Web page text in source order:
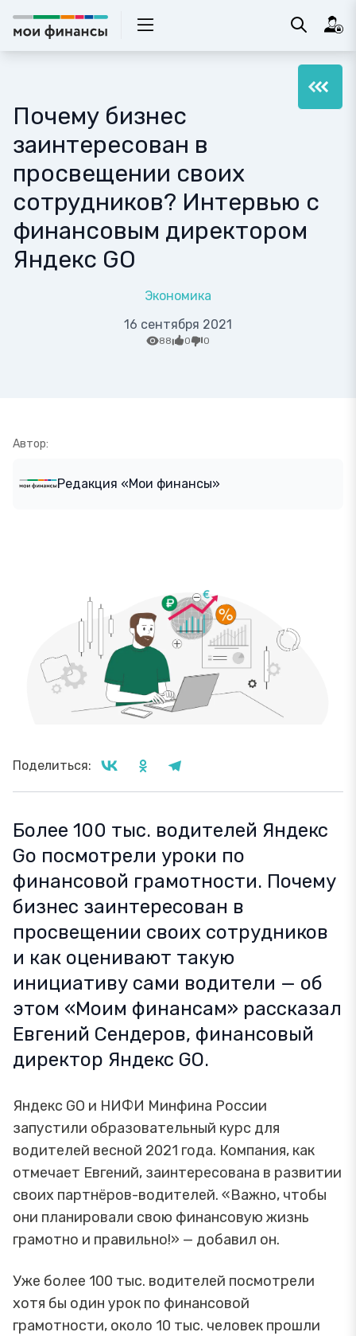
Почему бизнес
заинтересован в
просвещении своих
сотрудников? Интервью с
финансовым директором
Яндекс GO
Экономика
16 сентября 2021
88 0 0
Автор:
Редакция «Мои финансы»
Поделиться:
Более 100 тыс. водителей Яндекс
Go посмотрели уроки по
финансовой грамотности. Почему
бизнес заинтересован в
просвещении своих сотрудников
и как оценивают такую
инициативу сами водители — об
этом «Моим финансам» рассказал
Евгений Сендеров, финансовый
директор Яндекс GO.
Яндекс GO и НИФИ Минфина России
запустили образовательный курс для
водителей весной 2021 года. Компания, как
отмечает Евгений, заинтересована в развитии
своих партнёров-водителей. «Важно, чтобы
они планировали свою финансовую жизнь
грамотно и правильно!» — добавил он.
Уже более 100 тыс. водителей посмотрели
хотя бы один урок по финансовой
грамотности, около 10 тыс. человек прошли